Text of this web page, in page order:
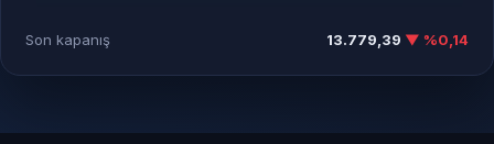
Son kapanış 13.779,39 ▼ %0,14